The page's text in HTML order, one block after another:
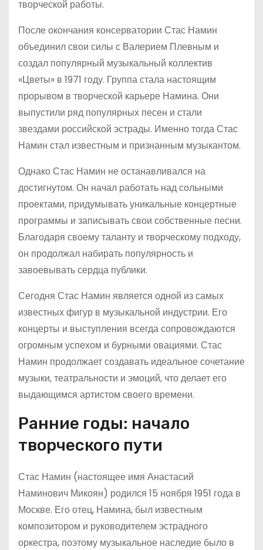
творческой работы.
После окончания консерватории Стас Намин
объединил свои силы с Валерием Плевным и
создал популярный музыкальный коллектив
«Цветы» в 1971 году. Группа стала настоящим
прорывом в творческой карьере Намина. Они
выпустили ряд популярных песен и стали
звездами российской эстрады. Именно тогда Стас
Намин стал известным и признанным музыкантом.
Однако Стас Намин не останавливался на
достигнутом. Он начал работать над сольными
проектами, придумывать уникальные концертные
программы и записывать свои собственные песни.
Благодаря своему таланту и творческому подходу,
он продолжал набирать популярность и
завоевывать сердца публики.
Сегодня Стас Намин является одной из самых
известных фигур в музыкальной индустрии. Его
концерты и выступления всегда сопровождаются
огромным успехом и бурными овациями. Стас
Намин продолжает создавать идеальное сочетание
музыки, театральности и эмоций, что делает его
выдающимся артистом своего времени.
Ранние годы: начало
творческого пути
Стас Намин (настоящее имя Анастасий
Наминович Микоян) родился 15 ноября 1951 года в
Москве. Его отец, Намина, был известным
композитором и руководителем эстрадного
оркестра, поэтому музыкальное наследие было в